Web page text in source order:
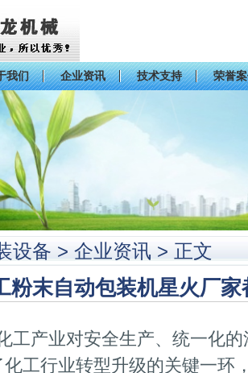
我们 企业资讯 技术支持 荣誉
设备 > 企业资讯 > 正文
粉末自动包装机星火厂
产业对安全生产、统一化的
化工行业转型升级的关键一环